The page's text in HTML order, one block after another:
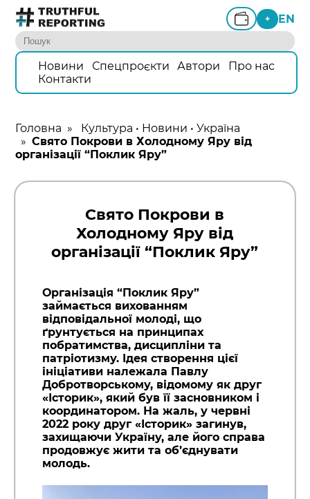
+ EN
Новини Спецпроєкти Автори
Про нас
Контакти
Головна » Культура • Новини •Україна
»Свято Покрови в Холодному Яру від
організації “Поклик Яру”
Свято Покрови в
Холодному Яру від
організації “Поклик Яру”
Організація “Поклик Яру”
займається вихованням
відповідальної молоді, що
ґрунтується на принципах
побратимства, дисципліни та
патріотизму. Ідея створення цієї
ініціативи належала Павлу
Добротворському, відомому як друг
«Історик», який був її засновником і
координатором. На жаль, у червні
2022 року друг «Історик» загинув,
захищаючи Україну, але його справа
продовжує жити та об’єднувати
молодь.